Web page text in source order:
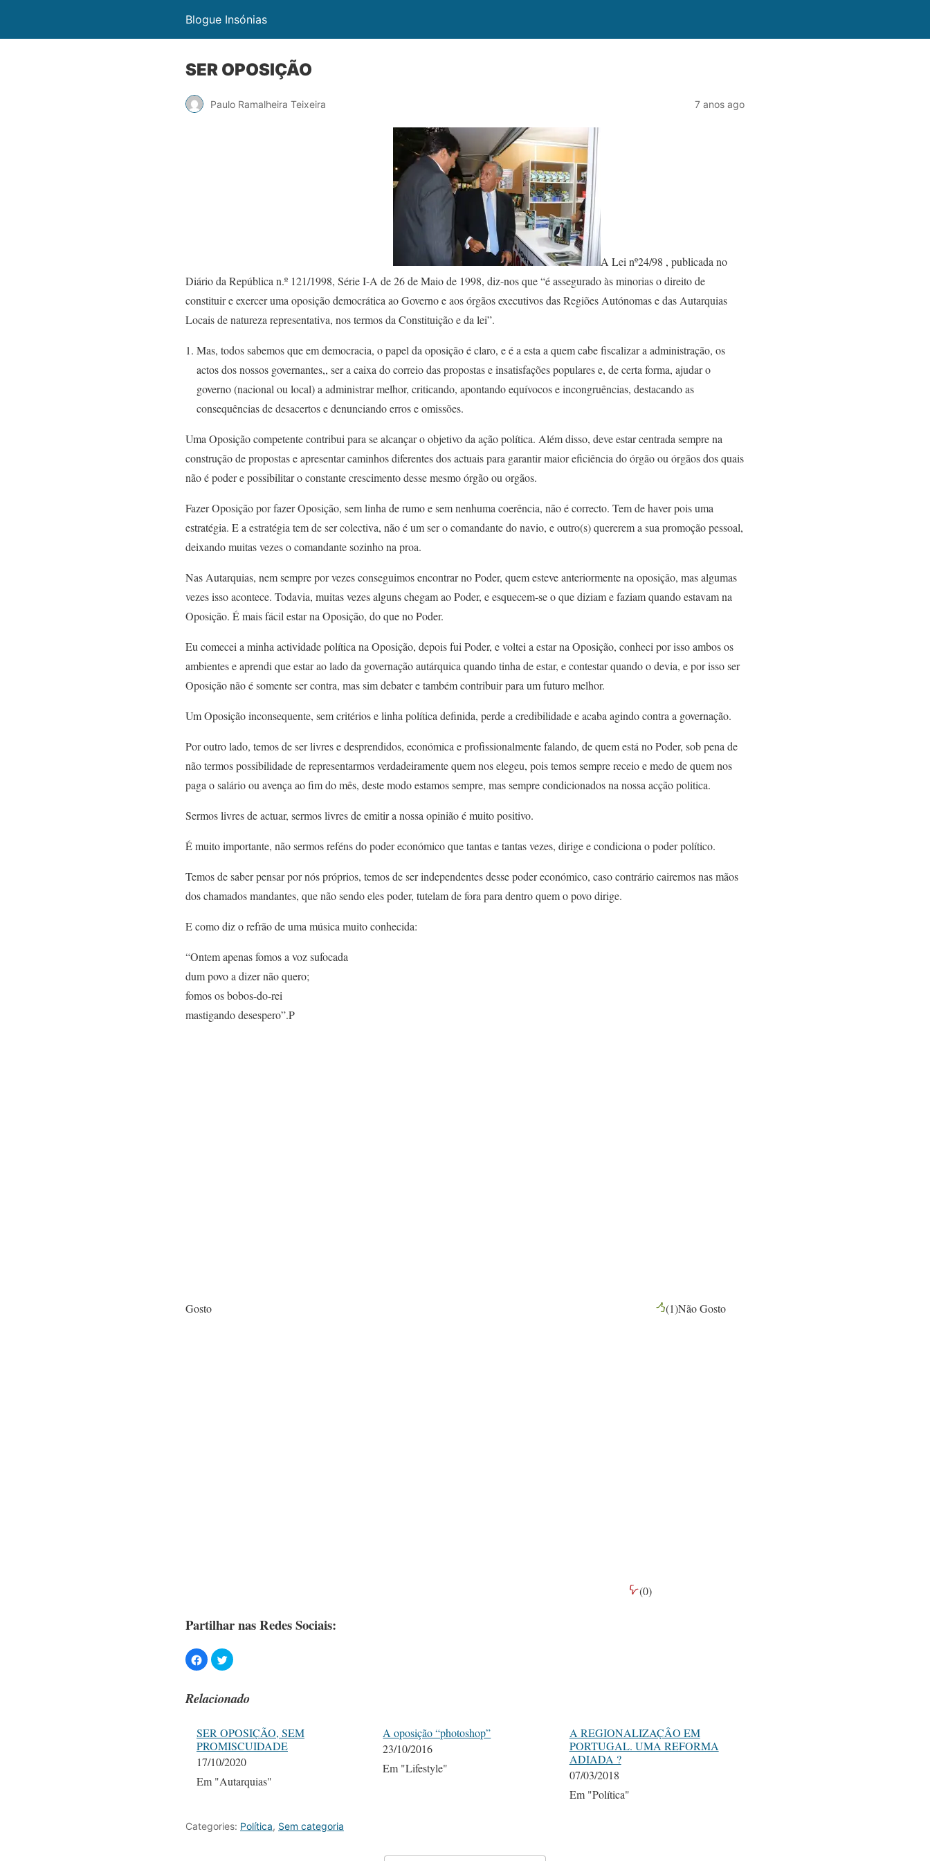
Blogue Insónias
SER OPOSIÇÃO
Paulo Ramalheira Teixeira 7 anos ago
A Lei nº24/98 , publicada no
Diário da República n.º 121/1998, Série I-A de 26 de Maio de 1998, diz-nos que “é assegurado às minorias o direito de
constituir e exercer uma oposição democrática ao Governo e aos órgãos executivos das Regiões Autónomas e das Autarquias
Locais de natureza representativa, nos termos da Constituição e da lei”.
Mas, todos sabemos que em democracia, o papel da oposição é claro, e é a esta a quem cabe fiscalizar a administração, os
actos dos nossos governantes,, ser a caixa do correio das propostas e insatisfações populares e, de certa forma, ajudar o
governo (nacional ou local) a administrar melhor, criticando, apontando equívocos e incongruências, destacando as
consequências de desacertos e denunciando erros e omissões.
Uma Oposição competente contribui para se alcançar o objetivo da ação política. Além disso, deve estar centrada sempre na
construção de propostas e apresentar caminhos diferentes dos actuais para garantir maior eficiência do órgão ou órgãos dos quais
não é poder e possibilitar o constante crescimento desse mesmo órgão ou orgãos.
Fazer Oposição por fazer Oposição, sem linha de rumo e sem nenhuma coerência, não é correcto. Tem de haver pois uma
estratégia. E a estratégia tem de ser colectiva, não é um ser o comandante do navio, e outro(s) quererem a sua promoção pessoal,
deixando muitas vezes o comandante sozinho na proa.
Nas Autarquias, nem sempre por vezes conseguimos encontrar no Poder, quem esteve anteriormente na oposição, mas algumas
vezes isso acontece. Todavia, muitas vezes alguns chegam ao Poder, e esquecem-se o que diziam e faziam quando estavam na
Oposição. É mais fácil estar na Oposição, do que no Poder.
Eu comecei a minha actividade política na Oposição, depois fui Poder, e voltei a estar na Oposição, conheci por isso ambos os
ambientes e aprendi que estar ao lado da governação autárquica quando tinha de estar, e contestar quando o devia, e por isso ser
Oposição não é somente ser contra, mas sim debater e também contribuir para um futuro melhor.
Um Oposição inconsequente, sem critérios e linha política definida, perde a credibilidade e acaba agindo contra a governação.
Por outro lado, temos de ser livres e desprendidos, económica e profissionalmente falando, de quem está no Poder, sob pena de
não termos possibilidade de representarmos verdadeiramente quem nos elegeu, pois temos sempre receio e medo de quem nos
paga o salário ou avença ao fim do mês, deste modo estamos sempre, mas sempre condicionados na nossa acção politica.
Sermos livres de actuar, sermos livres de emitir a nossa opinião é muito positivo.
É muito importante, não sermos reféns do poder económico que tantas e tantas vezes, dirige e condiciona o poder político.
Temos de saber pensar por nós próprios, temos de ser independentes desse poder económico, caso contrário cairemos nas mãos
dos chamados mandantes, que não sendo eles poder, tutelam de fora para dentro quem o povo dirige.
E como diz o refrão de uma música muito conhecida:
“Ontem apenas fomos a voz sufocada
dum povo a dizer não quero;
fomos os bobos-do-rei
mastigando desespero”.P
Gosto (1)Não Gosto
(0)
Partilhar nas Redes Sociais:
Relacionado
SER OPOSIÇÃO, SEM
PROMISCUIDADE
17/10/2020
Em "Autarquias"
A oposição “photoshop”
23/10/2016
Em "Lifestyle"
A REGIONALIZAÇÂO EM
PORTUGAL. UMA REFORMA
ADIADA ?
07/03/2018
Em "Política"
Categories: Política, Sem categoria